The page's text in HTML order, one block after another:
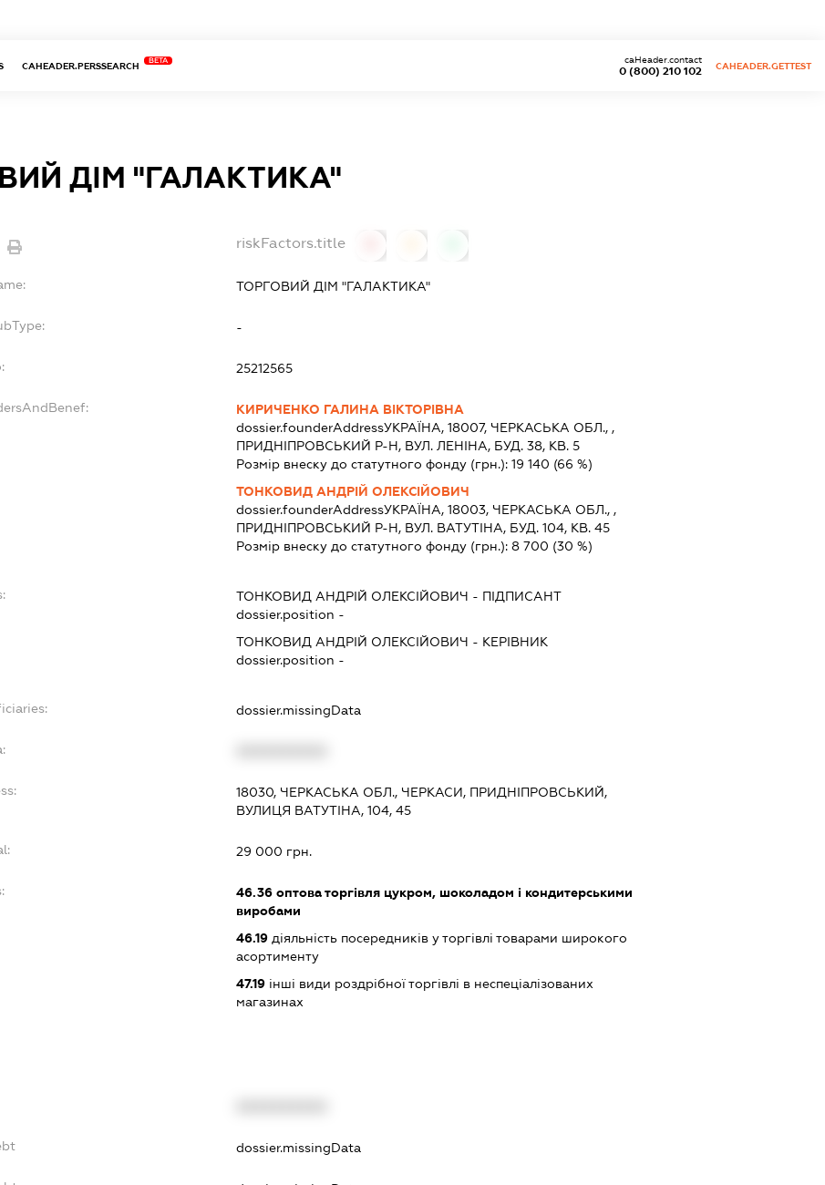
CAHEADER.PERSSEARCH
BETA
0 (800) 210 102
caHeader.contact
CAHEADER.GETTEST
ДІМ "ГАЛАКТИКА"
riskFactors.title
ТОРГОВИЙ ДІМ "ГАЛАКТИКА"
-
25212565
КИРИЧЕНКО ГАЛИНА ВІКТОРІВНА
dossier.founderAddressУКРАЇНА, 18007, ЧЕРКАСЬКА ОБЛ., ,
ПРИДНІПРОВСЬКИЙ Р-Н, ВУЛ. ЛЕНІНА, БУД. 38, КВ. 5
Розмір внеску до статутного фонду (грн.): 19 140 (66 %)
ТОНКОВИД АНДРІЙ ОЛЕКСІЙОВИЧ
dossier.founderAddressУКРАЇНА, 18003, ЧЕРКАСЬКА ОБЛ., ,
ПРИДНІПРОВСЬКИЙ Р-Н, ВУЛ. ВАТУТІНА, БУД. 104, КВ. 45
Розмір внеску до статутного фонду (грн.): 8 700 (30 %)
ТОНКОВИД АНДРІЙ ОЛЕКСІЙОВИЧ - ПІДПИСАНТ
dossier.position -
ТОНКОВИД АНДРІЙ ОЛЕКСІЙОВИЧ - КЕРІВНИК
dossier.position -
dossier.missingData
18030, ЧЕРКАСЬКА ОБЛ., ЧЕРКАСИ, ПРИДНІПРОВСЬКИЙ,
ВУЛИЦЯ ВАТУТІНА, 104, 45
29 000 грн.
46.36оптова торгівля цукром, шоколадом і кондитерськими
виробами
46.19діяльність посередників у торгівлі товарами широкого
асортименту
47.19інші види роздрібної торгівлі в неспеціалізованих
магазинах
dossier.missingData